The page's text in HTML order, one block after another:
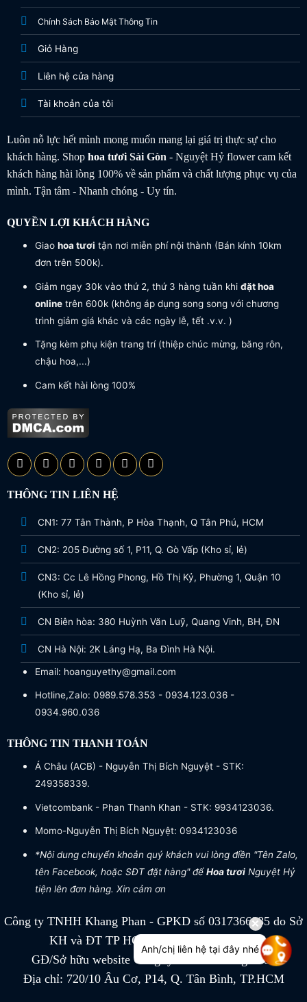
Chính Sách Bảo Mật Thông Tin
Giỏ Hàng
Liên hệ cửa hàng
Tài khoản của tôi
Luôn nỗ lực hết mình mong muốn mang lại giá trị thực sự cho
khách hàng. Shop hoa tươiSài Gòn- Nguyệt Hỷ flower cam kết
khách hàng hài lòng 100% về sản phẩm và chất lượng phục vụ của
mình. Tận tâm - Nhanh chóng - Uy tín.
QUYỀN LỢI KHÁCH HÀNG
Giao hoa tươi tận nơi miễn phí nội thành (Bán kính 10km
đơn trên 500k).
Giảm ngay 30k vào thứ 2, thứ 3 hàng tuần khi đặt hoa
onlinetrên 600k (không áp dụng song song với chương
trình giảm giá khác và các ngày lễ, tết .v.v. )
Tặng kèm phụ kiện trang trí (thiệp chúc mừng, băng rôn,
chậu hoa,...)
Cam kết hài lòng 100%
THÔNG TIN LIÊN HỆ
CN1: 77 Tân Thành, P Hòa Thạnh, Q Tân Phú, HCM
CN2: 205 Đường số 1, P11, Q. Gò Vấp (Kho sỉ, lẻ)
CN3: Cc Lê Hồng Phong, Hồ Thị Kỷ, Phường 1, Quận 10
(Kho sỉ, lẻ)
CN Biên hòa: 380 Huỳnh Văn Luỹ, Quang Vinh, BH, ĐN
CN Hà Nội: 2K Láng Hạ, Ba Đình Hà Nội.
Email: hoanguyethy@gmail.com
Hotline,Zalo: 0989.578.353 - 0934.123.036 -
0934.960.036
THÔNG TIN THANH TOÁN
Á Châu (ACB) - Nguyễn Thị Bích Nguyệt - STK:
249358339.
Vietcombank - Phan Thanh Khan - STK: 9934123036.
Momo-Nguyễn Thị Bích Nguyệt: 0934123036
*Nội dung chuyển khoản quý khách vui lòng điền "Tên Zalo,
tên Facebook, hoặc SĐT đặt hàng" đểHoa tươiNguyệt Hỷ
tiện lên đơn hàng. Xin cảm ơn
Công ty TNHH Khang Phan - GPKD số 0317366885 do Sở
KH và ĐT TP HCM cấp ngày 04/07/2022
GĐ/Sở hữu website Công ty TNHH Khang Phan
Địa chỉ: 720/10 Âu Cơ, P14, Q. Tân Bình, TP.HCM
Anh/chị liên hệ tại đây nhé